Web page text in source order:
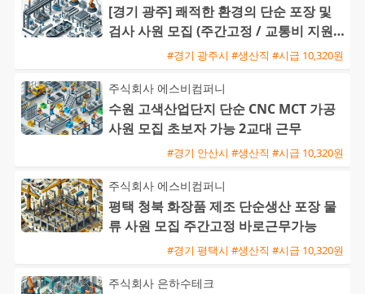
[경기 광주] 쾌적한 환경의 단순 포장 및
검사 사원 모집 (주간고정 / 교통비 지원 /
즉시 출근 가능)#경기 광주시 #생산직 #시급 10,320원
주식회사 에스비컴퍼니
수원 고색산업단지 단순 CNC MCT 가공
사원 모집 초보자 가능 2교대 근무
#경기 안산시 #생산직 #시급 10,320원
주식회사 에스비컴퍼니
평택 청북 화장품 제조 단순생산 포장 물
류 사원 모집 주간고정 바로근무가능
#경기 평택시 #생산직 #시급 10,320원
주식회사 은하수테크